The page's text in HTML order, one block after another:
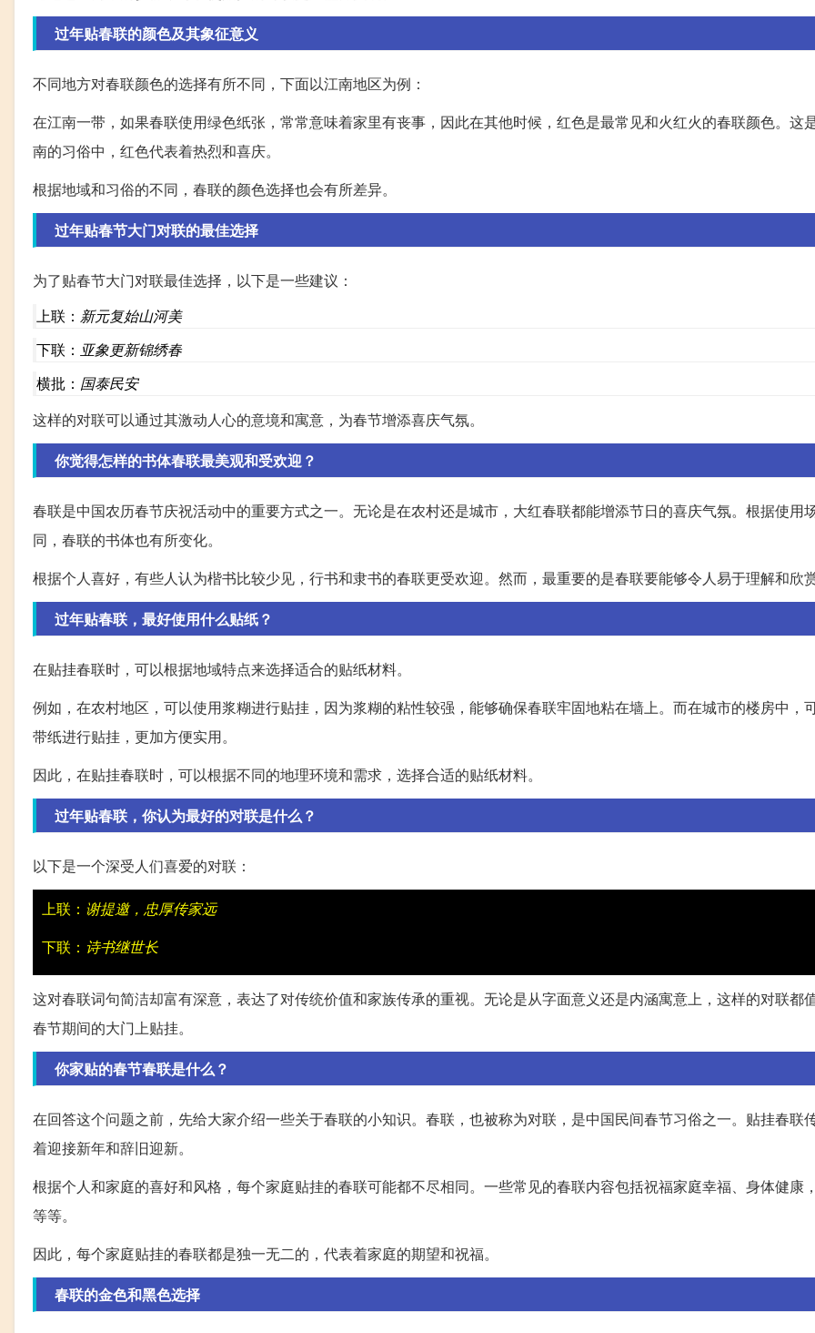
过年贴春联的颜色及其象征意义
不同地方对春联颜色的选择有所不同，下面以江南地区为例：
在江南一带，如果春联使用绿色纸张，常常意味着家里有丧事，因此在其他时候，红色是最常见和火红火的春联颜色。这
南的习俗中，红色代表着热烈和喜庆。
根据地域和习俗的不同，春联的颜色选择也会有所差异。
过年贴春节大门对联的最佳选择
为了贴春节大门对联最佳选择，以下是一些建议：
上联： 新元复始山河美
下联： 亚象更新锦绣春
横批： 国泰民安
这样的对联可以通过其激动人心的意境和寓意，为春节增添喜庆气氛。
你觉得怎样的书体春联最美观和受欢迎？
春联是中国农历春节庆祝活动中的重要方式之一。无论是在农村还是城市，大红春联都能增添节日的喜庆气氛。根据使用
同，春联的书体也有所变化。
根据个人喜好，有些人认为楷书比较少见，行书和隶书的春联更受欢迎。然而，最重要的是春联要能够令人易于理解和欣
过年贴春联，最好使用什么贴纸？
在贴挂春联时，可以根据地域特点来选择适合的贴纸材料。
例如，在农村地区，可以使用浆糊进行贴挂，因为浆糊的粘性较强，能够确保春联牢固地粘在墙上。而在城市的楼房中，
带纸进行贴挂，更加方便实用。
因此，在贴挂春联时，可以根据不同的地理环境和需求，选择合适的贴纸材料。
过年贴春联，你认为最好的对联是什么？
以下是一个深受人们喜爱的对联：
上联： 谢提邀，忠厚传家远
下联： 诗书继世长
这对春联词句简洁却富有深意，表达了对传统价值和家族传承的重视。无论是从字面意义还是内涵寓意上，这样的对联都
春节期间的大门上贴挂。
你家贴的春节春联是什么？
在回答这个问题之前，先给大家介绍一些关于春联的小知识。春联，也被称为对联，是中国民间春节习俗之一。贴挂春联
着迎接新年和辞旧迎新。
根据个人和家庭的喜好和风格，每个家庭贴挂的春联可能都不尽相同。一些常见的春联内容包括祝福家庭幸福、身体健康
等等。
因此，每个家庭贴挂的春联都是独一无二的，代表着家庭的期望和祝福。
春联的金色和黑色选择